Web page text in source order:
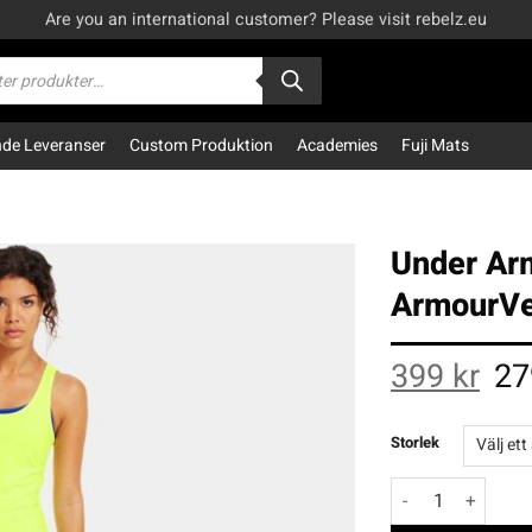
Are you an international customer? Please visit rebelz.eu
Leveranser Custom Produktion Academies Fuji Mats
Under
399kr
399
Storlek
Under Armour